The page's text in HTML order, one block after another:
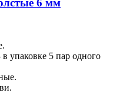
6 мм
упаковке 5 пар одного